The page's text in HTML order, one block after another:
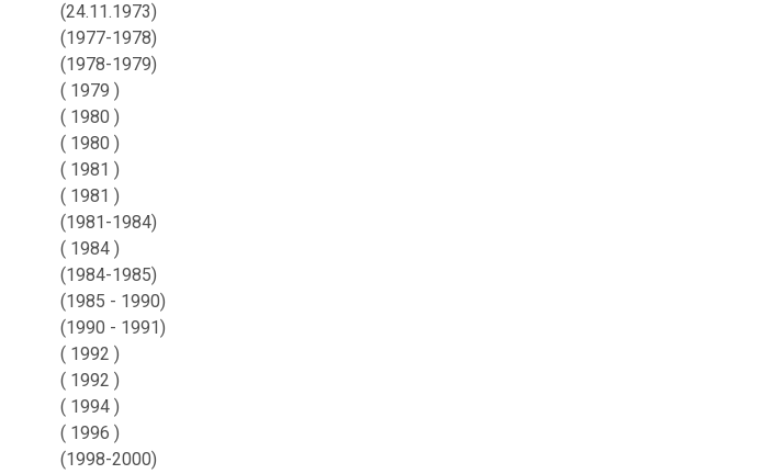
(24.11.1973)
(1977-1978)
(1978-1979)
( 1979 )
( 1980 )
( 1980 )
( 1981 )
( 1981 )
(1981-1984)
( 1984 )
(1984-1985)
(1985 - 1990)
(1990 - 1991)
( 1992 )
( 1992 )
( 1994 )
( 1996 )
(1998-2000)